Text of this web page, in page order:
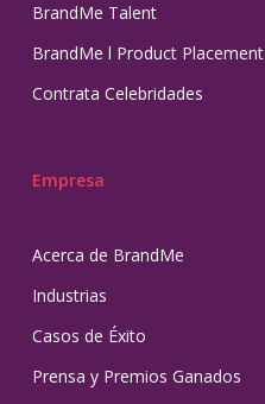
BrandMe Talent
BrandMe l Product Placement
Contrata Celebridades
Empresa
Acerca de BrandMe
Industrias
Casos de Éxito
Prensa y Premios Ganados